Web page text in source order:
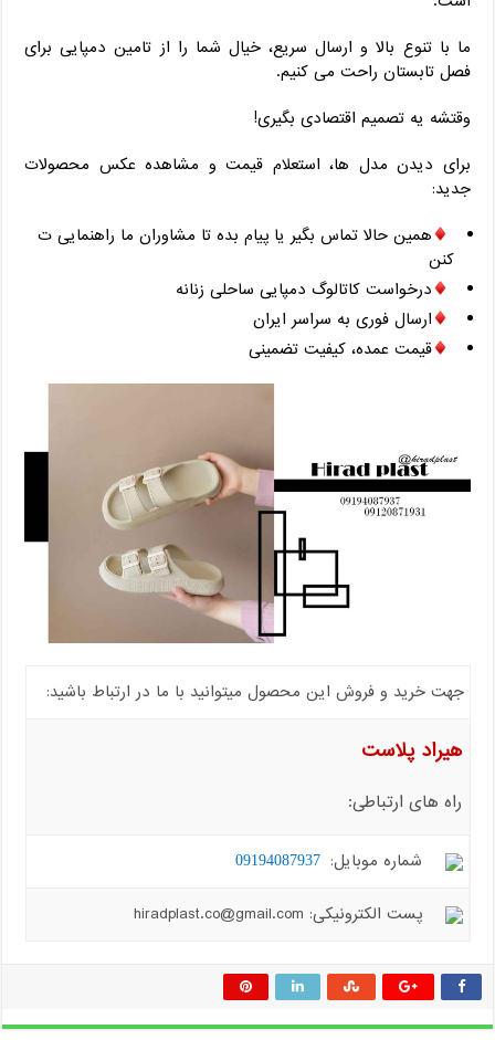
ما با تنوع بالا و ارسال سریع، خیال شما را از تامین دمپایی برای
فصل تابستان راحت می‌ کنیم.
وقتشه یه تصمیم اقتصادی بگیری!
برای دیدن مدل‌ ها، استعلام قیمت و مشاهده عکس محصولات
جدید:
همین حالا تماس بگیر یا پیام بده تا مشاوران ما راهنمایی ‌ت
کنن
درخواست کاتالوگ دمپایی ساحلی زنانه
ارسال فوری به سراسر ایران
قیمت عمده، کیفیت تضمینی
جهت خرید و فروش این محصول میتوانید با ما در ارتباط باشید:
هیراد پلاست
راه های ارتباطی:
شماره موبایل: 09194087937
پست الکترونیکی: hiradplast.co@gmail.com